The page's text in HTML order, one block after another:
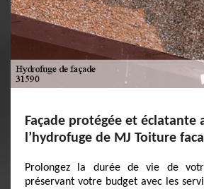
Façade protégée et éclatante
l’hydrofuge de MJ Toiture
Prolongez la durée de vie de
préservant votre budget avec les